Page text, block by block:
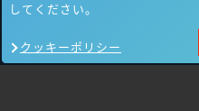
All contents are
してください。
クッキーポリシー